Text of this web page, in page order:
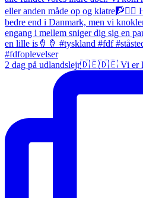
2 dag på udlandslejr🇩🇪🇩🇪 Vi er